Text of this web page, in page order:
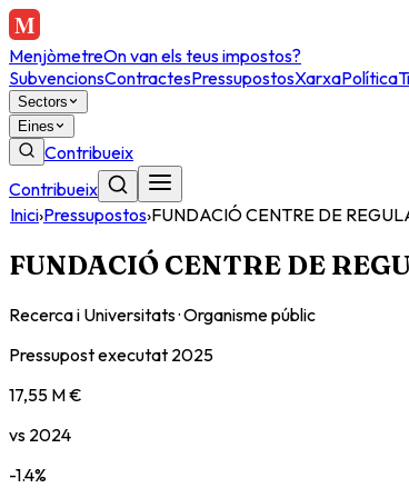
MenjòmetreOn van els teus impostos?
SubvencionsContractesPressupostosXarxaPolítica
Sectors
Eines
Contribueix
Contribueix
Inici›Pressupostos›FUNDACIÓ CENTRE DE
FUNDACIÓ CENTRE DE
Recerca i Universitats·Organisme públic
Pressupost executat 2025
17,55 M €
vs 2024
-1.4%